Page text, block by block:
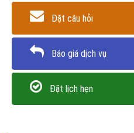
Đặt câu hỏi
Báo giá dịch vụ
Đặt lịch hẹn